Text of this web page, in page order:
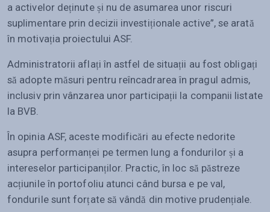
a activelor deținute și nu de asumarea unor riscuri
suplimentare prin decizii investiționale active”, se arată
în motivația proiectului ASF.
Administratorii aflați în astfel de situații au fost obligați
să adopte măsuri pentru reîncadrarea în pragul admis,
inclusiv prin vânzarea unor participații la companii listate
la BVB.
În opinia ASF, aceste modificări au efecte nedorite
asupra performanței pe termen lung a fondurilor și a
intereselor participanților. Practic, în loc să păstreze
acțiunile în portofoliu atunci când bursa e pe val,
fondurile sunt forțate să vândă din motive prudențiale.